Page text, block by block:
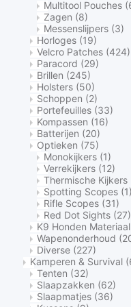
Multitool Pouches
Zagen (8)
Messenslijpers (3)
Horloges (19)
Velcro Patches (424)
Paracord (29)
Brillen (245)
Holsters (50)
Schoppen (2)
Portefeuilles (33)
Kompassen (16)
Batterijen (20)
Optieken (75)
Monokijkers (1)
Verrekijkers (12)
Thermische Kijkers
Spotting Scopes (1)
Rifle Scopes (31)
Red Dot Sights (27)
K9 Honden Materiaal
Wapenonderhoud
Diverse (227)
Kamperen & Survival
Tenten (32)
Slaapzakken (62)
Slaapmatjes (36)